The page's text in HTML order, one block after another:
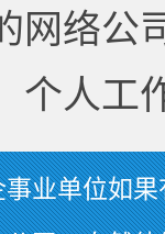
网络公
个人工
事业单位如